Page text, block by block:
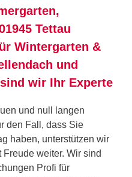
Tettau
Wintergarten &
und
wir Ihr Experte
und null langen
den Fall, dass Sie
haben, unterstützen wir
weiter. Wir sind
Profi für